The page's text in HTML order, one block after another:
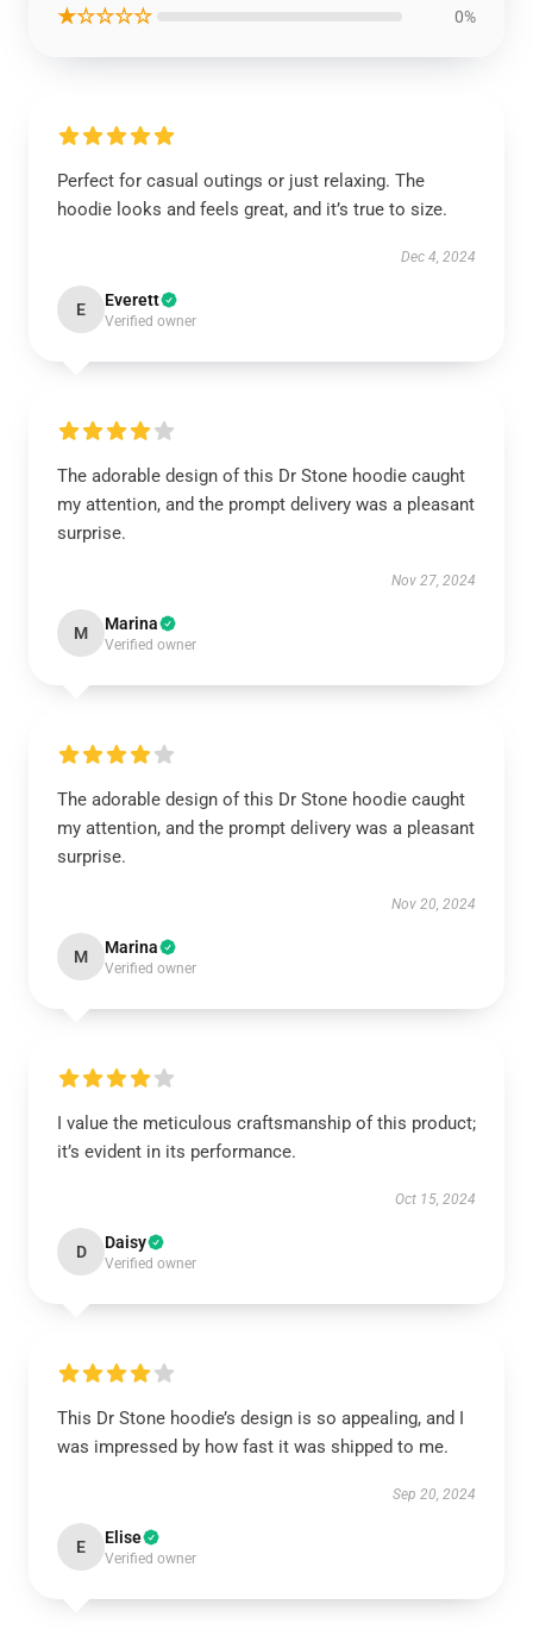
★☆☆☆☆ 0%
Perfect for casual outings or just relaxing. The
hoodie looks and feels great, and it’s true to size.
Dec 4, 2024
E Everett
Verified owner
The adorable design of this Dr Stone hoodie caught
my attention, and the prompt delivery was a pleasant
surprise.
Nov 27, 2024
M Marina
Verified owner
The adorable design of this Dr Stone hoodie caught
my attention, and the prompt delivery was a pleasant
surprise.
Nov 20, 2024
M Marina
Verified owner
I value the meticulous craftsmanship of this product;
it’s evident in its performance.
Oct 15, 2024
D Daisy
Verified owner
This Dr Stone hoodie’s design is so appealing, and I
was impressed by how fast it was shipped to me.
Sep 20, 2024
E Elise
Verified owner